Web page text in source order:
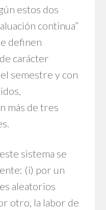
estos dos
continua”
definen
carácter
semestre y con
más de tres
sistema se
(i) por un
aleatorios
otro, la labor de